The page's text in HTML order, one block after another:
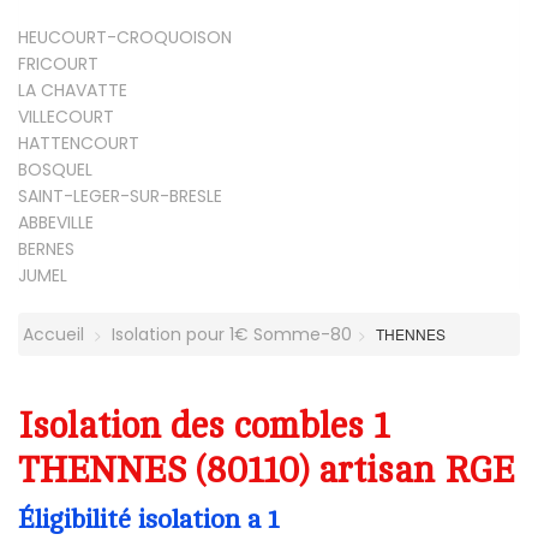
HEUCOURT-CROQUOISON
FRICOURT
LA CHAVATTE
VILLECOURT
HATTENCOURT
BOSQUEL
SAINT-LEGER-SUR-BRESLE
ABBEVILLE
BERNES
JUMEL
Accueil Isolation pour 1€ Somme-80 THENNES
Isolation des combles 1
THENNES (80110) artisan RGE
Éligibilité isolation a 1